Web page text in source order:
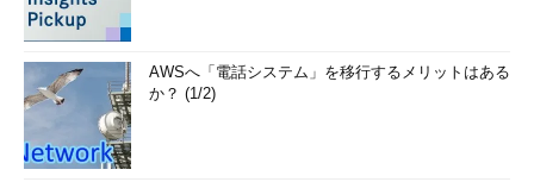
AWSへ「電話システム」を移行するメリットはある
か？ (1/2)